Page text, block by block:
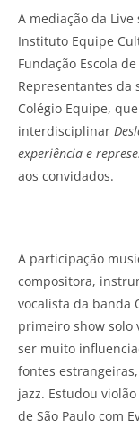
A mediação da
Instituto Equipe
Fundação Escola
Representantes da
Colégio Equipe,
interdisciplinar
experiência e
aos convidados.
A participação
compositora,
vocalista da banda
primeiro show solo
ser muito
fontes
jazz. Estudou
de São Paulo com